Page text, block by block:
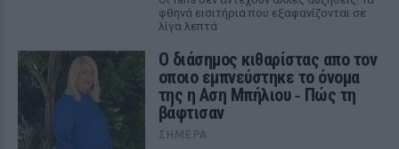
φθηνά εισιτήρια που εξαφανίζονται σε
λίγα λεπτά
Ο διάσημος κιθαρίστας απο τον
οποιο εμπνεύστηκε το όνομα
της η Αση Μπήλιου ‑ Πώς τη
βάφτισαν
ΣΉΜΕΡΑ